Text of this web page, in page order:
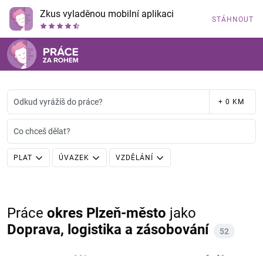
Zkus vyladěnou mobilní aplikaci STÁHNOUT
Odkud vyrážíš do práce? + 0 KM
Co chceš dělat?
PLAT ÚVAZEK VZDĚLÁNÍ
Práce okres Plzeň-město jako
Doprava, logistika a zásobování
52